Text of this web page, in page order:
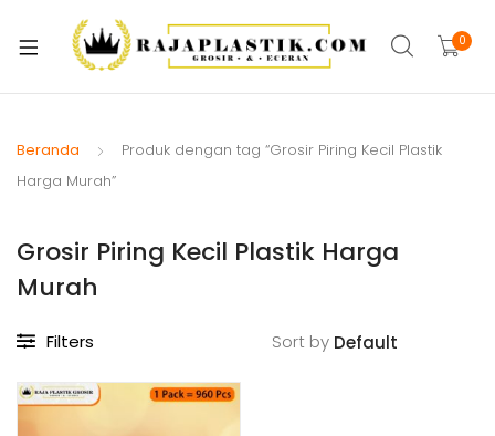
0
Beranda
Produk dengan tag “Grosir Piring Kecil Plastik
Harga Murah”
Grosir Piring Kecil Plastik Harga
Murah
Filters Sort by